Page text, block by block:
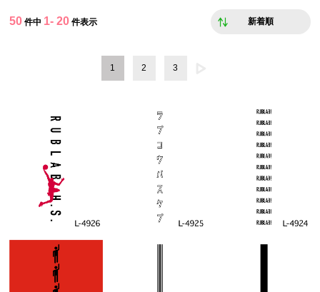
50 件中 1- 20 件表示 新着順
1 2 3